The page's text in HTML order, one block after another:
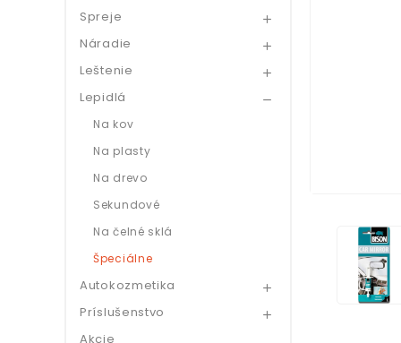
Spreje 
Náradie 
Leštenie 
Lepidlá 
Na kov
Na plasty
Na drevo
Sekundové
Na čelné sklá
Špeciálne
Autokozmetika 
Príslušenstvo 
Akcie